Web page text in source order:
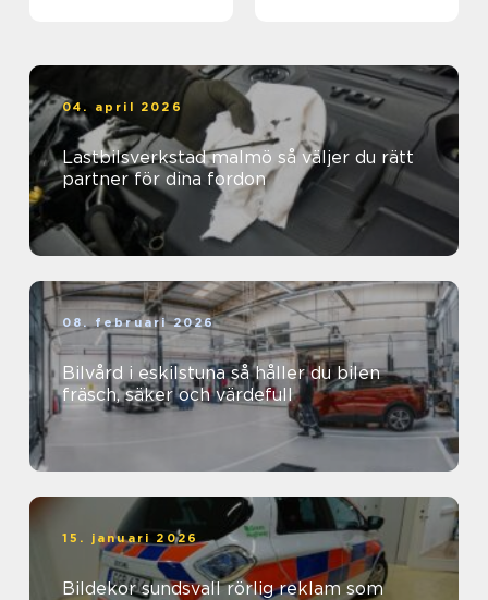
04. april 2026
Lastbilsverkstad malmö så väljer du rätt
partner för dina fordon
08. februari 2026
Bilvård i eskilstuna så håller du bilen
fräsch, säker och värdefull
15. januari 2026
Bildekor sundsvall rörlig reklam som